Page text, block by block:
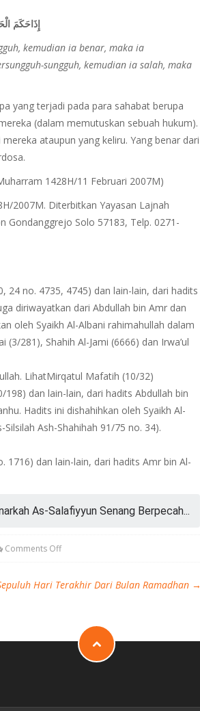
إِذَاحَكَمَ
kemudian ia benar, maka ia
sungguh, kemudian ia salah, maka
yang terjadi pada para sahabat berupa
(dalam memutuskan sebuah hukum).
ataupun yang keliru. Yang benar dari
1428H/11 Februari 2007M)
2007M. Diterbitkan Yayasan Lajnah
Gondanggrejo Solo 57183, Telp. 0271-
24 no. 4735, 4745) dan lain-lain, dari hadits
diriwayatkan dari Abdullah bin Amr dan
oleh Syaikh Al-Albani rahimahullah dalam
(3/281), Shahih Al-Jami (6666) dan Irwa’ul
LihatMirqatul Mafatih (10/32)
198) dan lain-lain, dari hadits Abdullah bin
Hadits ini dishahihkan oleh Syaikh Al-
Ash-Shahihah 91/75 no. 34).
1716) dan lain-lain, dari hadits Amr bin Al-
As-Salafiyyun Senang Berpecah...
Comments Off
Hari Terakhir Dari Bulan Ramadhan →